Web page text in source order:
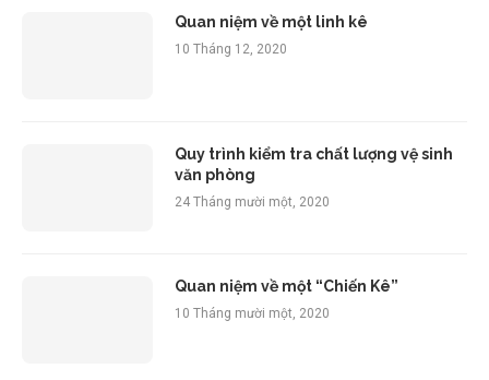
Quan niệm về một linh kê
10 Tháng 12, 2020
Quy trình kiểm tra chất lượng vệ sinh
văn phòng
24 Tháng mười một, 2020
Quan niệm về một “Chiến Kê”
10 Tháng mười một, 2020